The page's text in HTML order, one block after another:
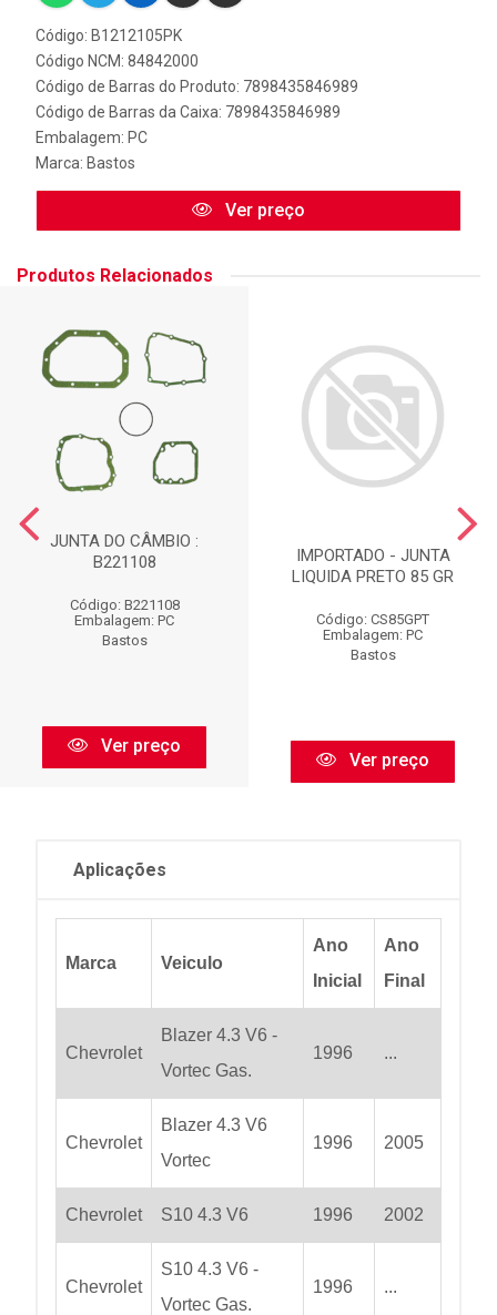
Código: B1212105PK
Código NCM: 84842000
Código de Barras do Produto: 7898435846989
Código de Barras da Caixa: 7898435846989
Embalagem: PC
Marca: Bastos
Ver preço
Produtos Relacionados
JUNTA DO CÂMBIO :
B221108
Código: B221108
Embalagem: PC
Bastos
Ver preço
IMPORTADO - JUNTA
LIQUIDA PRETO 85 GR
Código: CS85GPT
Embalagem: PC
Bastos
Ver preço
Aplicações
Marca Veiculo
Ano
Inicial
Ano
Final
Chevrolet
Blazer 4.3 V6 -
Vortec Gas.
1996 ...
Chevrolet
Blazer 4.3 V6
Vortec
1996 2005
Chevrolet S10 4.3 V6 1996 2002
Chevrolet
S10 4.3 V6 -
Vortec Gas.
1996 ...